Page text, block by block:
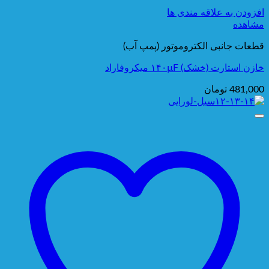
افزودن به علاقه مندی ها
مشاهده
قطعات جانبی الکتروموتور (پمپ آب)
خازن استارت (خشک) ۱۴۰µF میکروفاراد
481,000 تومان